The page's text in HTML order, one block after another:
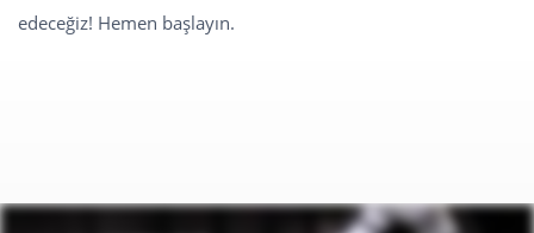
edeceğiz! Hemen başlayın.